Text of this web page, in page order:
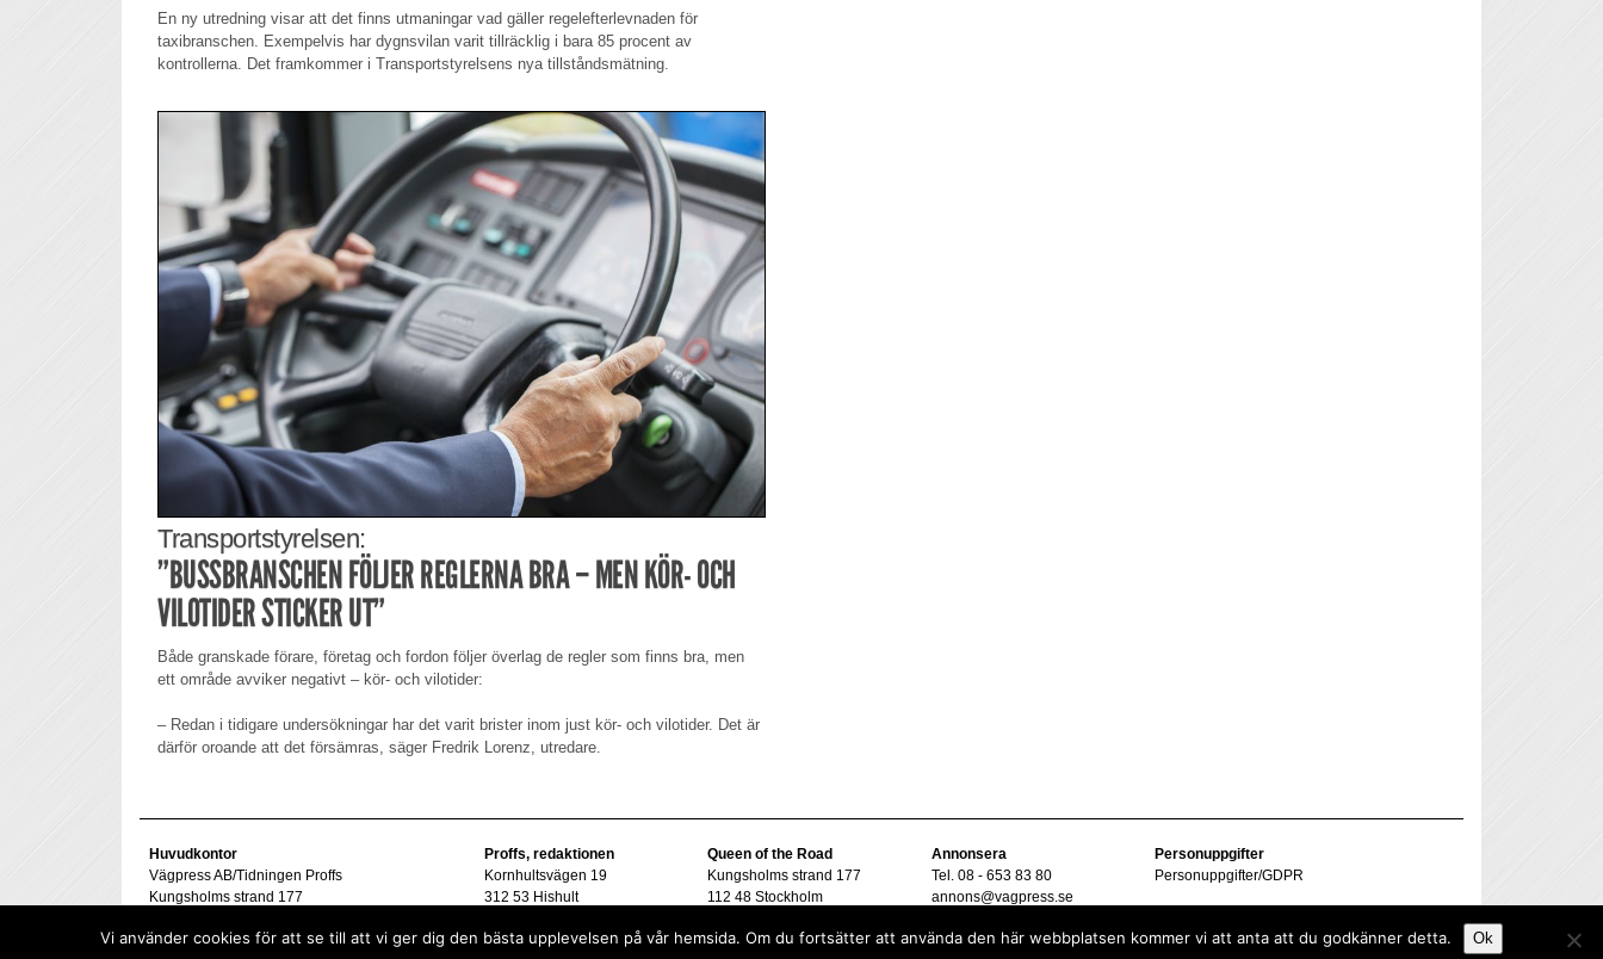
En ny utredning visar att det finns utmaningar vad gäller regelefterlevnaden för
taxibranschen. Exempelvis har dygnsvilan varit tillräcklig i bara 85 procent av
kontrollerna. Det framkommer i Transportstyrelsens nya tillståndsmätning.
Transportstyrelsen:
”BUSSBRANSCHEN FÖLJER REGLERNA BRA – MEN KÖR- OCH
VILOTIDER STICKER UT”
Både granskade förare, företag och fordon följer överlag de regler som finns bra, men
ett område avviker negativt – kör- och vilotider:
– Redan i tidigare undersökningar har det varit brister inom just kör- och vilotider. Det är
därför oroande att det försämras, säger Fredrik Lorenz, utredare.
Huvudkontor
Vägpress AB/Tidningen Proffs
Kungsholms strand 177
Proffs, redaktionen
Kornhultsvägen 19
312 53 Hishult
goran@vagpress.se
Queen of the Road
Kungsholms strand 177
112 48 Stockholm
Annonsera
Tel. 08 - 653 83 80
annons@vagpress.se
Personuppgifter
Personuppgifter/GDPR
Vi använder cookies för att se till att vi ger dig den bästa upplevelsen på vår hemsida. Om du fortsätter att använda den här webbplatsen kommer vi att anta att du godkänner detta. Ok